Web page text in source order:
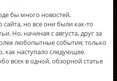
бы много новостей,
но все они были как-то
Но, начиная с августа, друг за
любопытные события; только
как наступало следующее.
всех в одной, обзорной статье